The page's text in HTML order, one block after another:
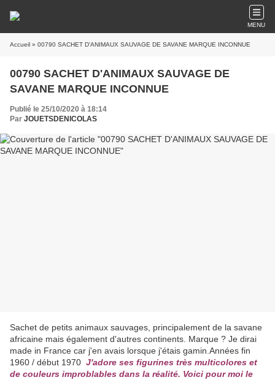
MENU
Accueil » 00790 SACHET D'ANIMAUX SAUVAGE DE SAVANE MARQUE INCONNUE
00790 SACHET D'ANIMAUX SAUVAGE DE
SAVANE MARQUE INCONNUE
Publié le 25/10/2020 à 18:14
Par JOUETSDENICOLAS
Sachet de petits animaux sauvages, principalement de la savane
africaine mais également d'autres continents. Marque ? Je dirai
made in France car j'en avais lorsque j'étais gamin.Années fin
1960 / début 1970 J'adore ses figurines très multicolores et
de couleurs improblables dans la réalité. Voici pour moi le